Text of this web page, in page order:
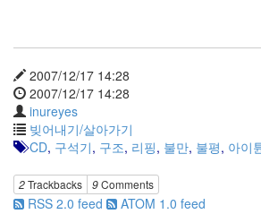
2007/12/17 14:28
2007/12/17 14:28
inureyes
빚어내기/살아가기
CD, 구석기, 구조, 리핑, 불만, 불평, 아이
2Trackbacks 9Comments
RSS 2.0 feed ATOM 1.0 feed
세
상,
속
도,
관
심
사
블